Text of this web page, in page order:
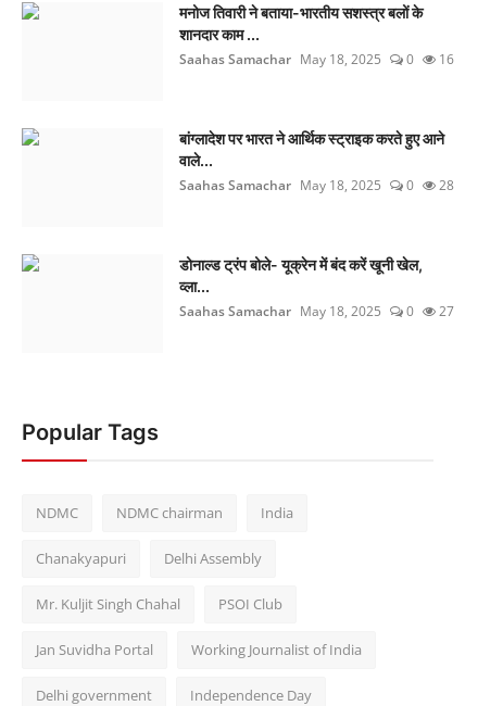
मनोज तिवारी ने बताया-भारतीय सशस्त्र बलों के
शानदार काम ...
Saahas Samachar May 18, 2025 0 16
बांग्लादेश पर भारत ने आर्थिक स्ट्राइक करते हुए आने
वाले...
Saahas Samachar May 18, 2025 0 28
डोनाल्ड ट्रंप बोले- यूक्रेन में बंद करें खूनी खेल,
व्ला...
Saahas Samachar May 18, 2025 0 27
Popular Tags
NDMC NDMC chairman India
Chanakyapuri Delhi Assembly
Mr. Kuljit Singh Chahal PSOI Club
Jan Suvidha Portal Working Journalist of India
Delhi government Independence Day